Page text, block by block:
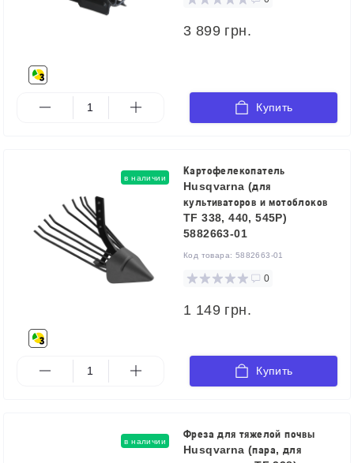
3 899 грн.
Купить
в наличии
Картофелекопатель
Husqvarna (для
культиваторов и мотоблоков
TF 338, 440, 545P)
5882663-01
Код товара: 5882663-01
0
1 149 грн.
Купить
в наличии
Фреза для тяжелой почвы
Husqvarna (пара, для